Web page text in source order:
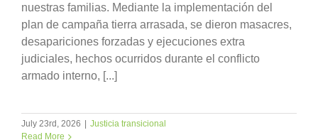
nuestras familias. Mediante la implementación del
plan de campaña tierra arrasada, se dieron masacres,
desapariciones forzadas y ejecuciones extra
judiciales, hechos ocurridos durante el conflicto
armado interno, [...]
July 23rd, 2026 | Justicia transicional
Read More